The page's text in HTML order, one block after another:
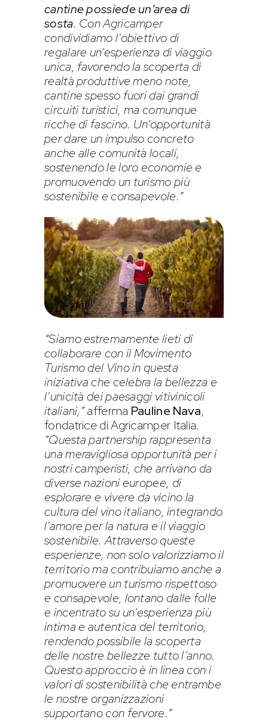
cantine possiede un’area di
sosta. Con Agricamper
condividiamo l’obiettivo di
regalare un’esperienza di viaggio
unica, favorendo la scoperta di
realtà produttive meno note,
cantine spesso fuori dai grandi
circuiti turistici, ma comunque
ricche di fascino. Un’opportunità
per dare un impulso concreto
anche alle comunità locali,
sostenendo le loro economie e
promuovendo un turismo più
sostenibile e consapevole.”
“Siamo estremamente lieti di
collaborare con il Movimento
Turismo del Vino in questa
iniziativa che celebra la bellezza e
l’unicità dei paesaggi vitivinicoli
italiani,”afferma Pauline Nava,
fondatrice di Agricamper Italia.
“Questa partnership rappresenta
una meravigliosa opportunità per i
nostri camperisti, che arrivano da
diverse nazioni europee, di
esplorare e vivere da vicino la
cultura del vino italiano, integrando
l’amore per la natura e il viaggio
sostenibile. Attraverso queste
esperienze, non solo valorizziamo il
territorio ma contribuiamo anche a
promuovere un turismo rispettoso
e consapevole, lontano dalle folle
e incentrato su un’esperienza più
intima e autentica del territorio,
rendendo possibile la scoperta
delle nostre bellezze tutto l’anno.
Questo approccio è in linea con i
valori di sostenibilità che entrambe
le nostre organizzazioni
supportano con fervore.”